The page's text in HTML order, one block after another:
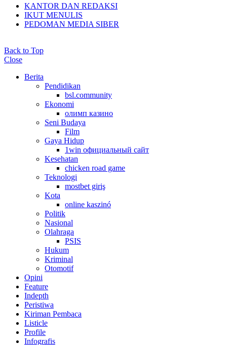
KANTOR DAN REDAKSI
IKUT MENULIS
PEDOMAN MEDIA SIBER
Back to Top
Close
Berita
Pendidikan
bsl.community
Ekonomi
олимп казино
Seni Budaya
Film
Gaya Hidup
1win официальный сайт
Kesehatan
chicken road game
Teknologi
mostbet giriş
Kota
online kaszinó
Politik
Nasional
Olahraga
PSIS
Hukum
Kriminal
Otomotif
Opini
Feature
Indepth
Peristiwa
Kiriman Pembaca
Listicle
Profile
Infografis